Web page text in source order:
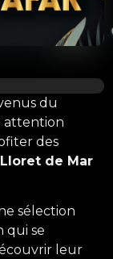
du
attention
des
de Mar
sélection
qui se
leur